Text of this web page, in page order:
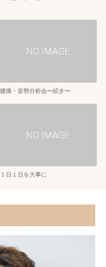
腰痛・姿勢分析会〜続き〜
１日１日を大事に